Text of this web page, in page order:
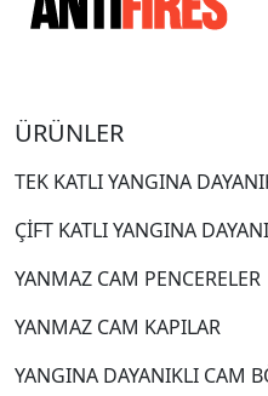
ÜRÜNLER
TEK KATLI YANGINA
ÇİFT KATLI YANGINA
YANMAZ CAM PENCERELER
YANMAZ CAM KAPILAR
YANGINA DAYANIKLI CAM